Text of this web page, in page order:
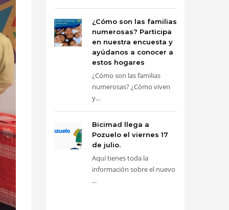
¿Cómo son las familias
numerosas? Participa
en nuestra encuesta y
ayúdanos a conocer a
estos hogares
¿Cómo son las familias
numerosas? ¿Cómo viven
y...
Bicimad llega a
Pozuelo el viernes 17
de julio.
Aquí tienes toda la
información sobre el nuevo
...